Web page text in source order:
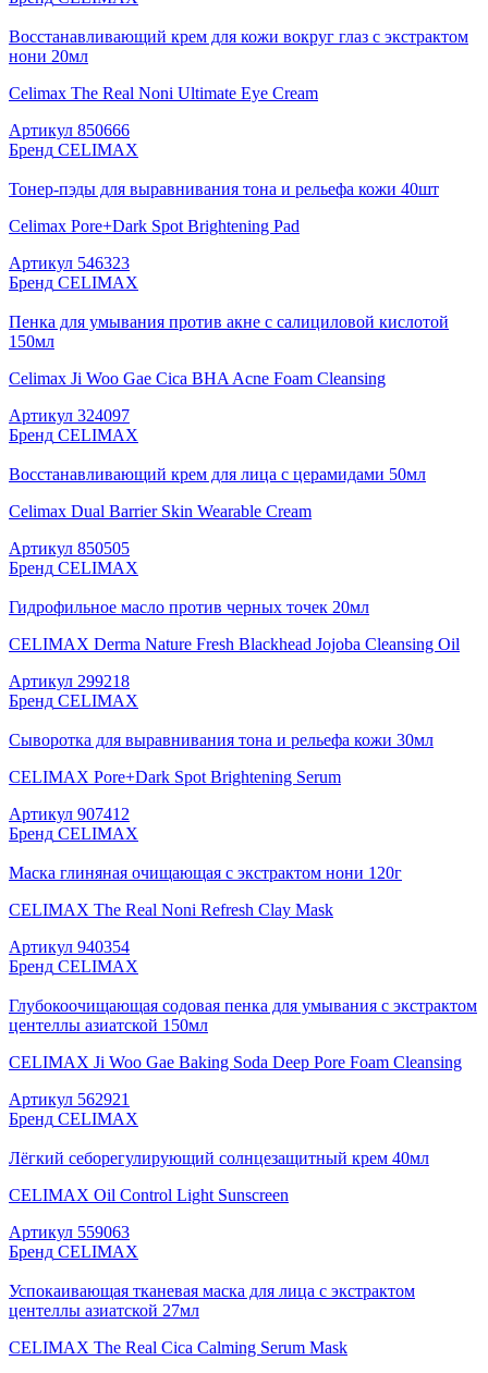
Восстанавливающий крем для кожи вокруг глаз с экстрактом
нони 20мл
Celimax The Real Noni Ultimate Eye Cream
Артикул 850666
Бренд CELIMAX
Тонер-пэды для выравнивания тона и рельефа кожи 40шт
Celimax Pore+Dark Spot Brightening Pad
Артикул 546323
Бренд CELIMAX
Пенка для умывания против акне с салициловой кислотой
150мл
Celimax Ji Woo Gae Cica BHA Acne Foam Cleansing
Артикул 324097
Бренд CELIMAX
Восстанавливающий крем для лица с церамидами 50мл
Celimax Dual Barrier Skin Wearable Cream
Артикул 850505
Бренд CELIMAX
Гидрофильное масло против черных точек 20мл
CELIMAX Derma Nature Fresh Blackhead Jojoba Cleansing Oil
Артикул 299218
Бренд CELIMAX
Сыворотка для выравнивания тона и рельефа кожи 30мл
CELIMAX Pore+Dark Spot Brightening Serum
Артикул 907412
Бренд CELIMAX
Маска глиняная очищающая с экстрактом нони 120г
CELIMAX The Real Noni Refresh Clay Mask
Артикул 940354
Бренд CELIMAX
Глубокоочищающая содовая пенка для умывания с экстрактом
центеллы азиатской 150мл
CELIMAX Ji Woo Gae Baking Soda Deep Pore Foam Cleansing
Артикул 562921
Бренд CELIMAX
Лёгкий себорегулирующий солнцезащитный крем 40мл
CELIMAX Oil Control Light Sunscreen
Артикул 559063
Бренд CELIMAX
Успокаивающая тканевая маска для лица с экстрактом
центеллы азиатской 27мл
CELIMAX The Real Cica Calming Serum Mask